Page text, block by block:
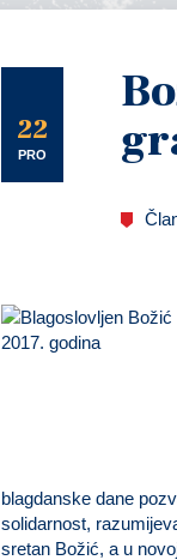
22
PRO
blagdanske dane
solidarnost,
sretan Božić, a u